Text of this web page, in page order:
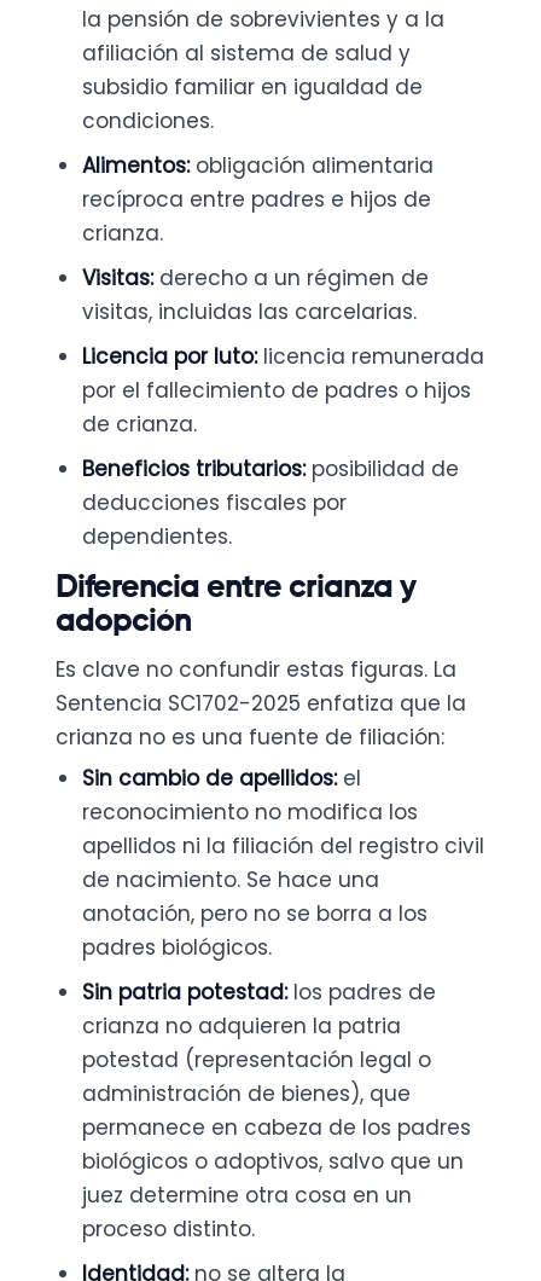
la pensión de sobrevivientes y a la
afiliación al sistema de salud y
subsidio familiar en igualdad de
condiciones.
Alimentos:obligación alimentaria
recíproca entre padres e hijos de
crianza.
Visitas:derecho a un régimen de
visitas, incluidas las carcelarias.
Licencia por luto:licencia remunerada
por el fallecimiento de padres o hijos
de crianza.
Beneficios tributarios:posibilidad de
deducciones fiscales por
dependientes.
Diferencia entre crianza y
adopción
Es clave no confundir estas figuras. La
Sentencia SC1702-2025 enfatiza que la
crianza no es una fuente de filiación:
Sin cambio de apellidos:el
reconocimiento no modifica los
apellidos ni la filiación del registro civil
de nacimiento. Se hace una
anotación, pero no se borra a los
padres biológicos.
Sin patria potestad:los padres de
crianza no adquieren la patria
potestad (representación legal o
administración de bienes), que
permanece en cabeza de los padres
biológicos o adoptivos, salvo que un
juez determine otra cosa en un
proceso distinto.
Identidad:no se altera la